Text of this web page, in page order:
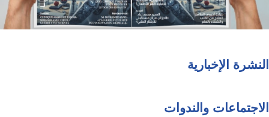
النشرة الإخبارية
الاجتماعات والندوات